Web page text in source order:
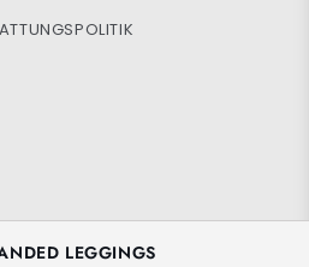
Instagram
TikTok
LEGGINGS